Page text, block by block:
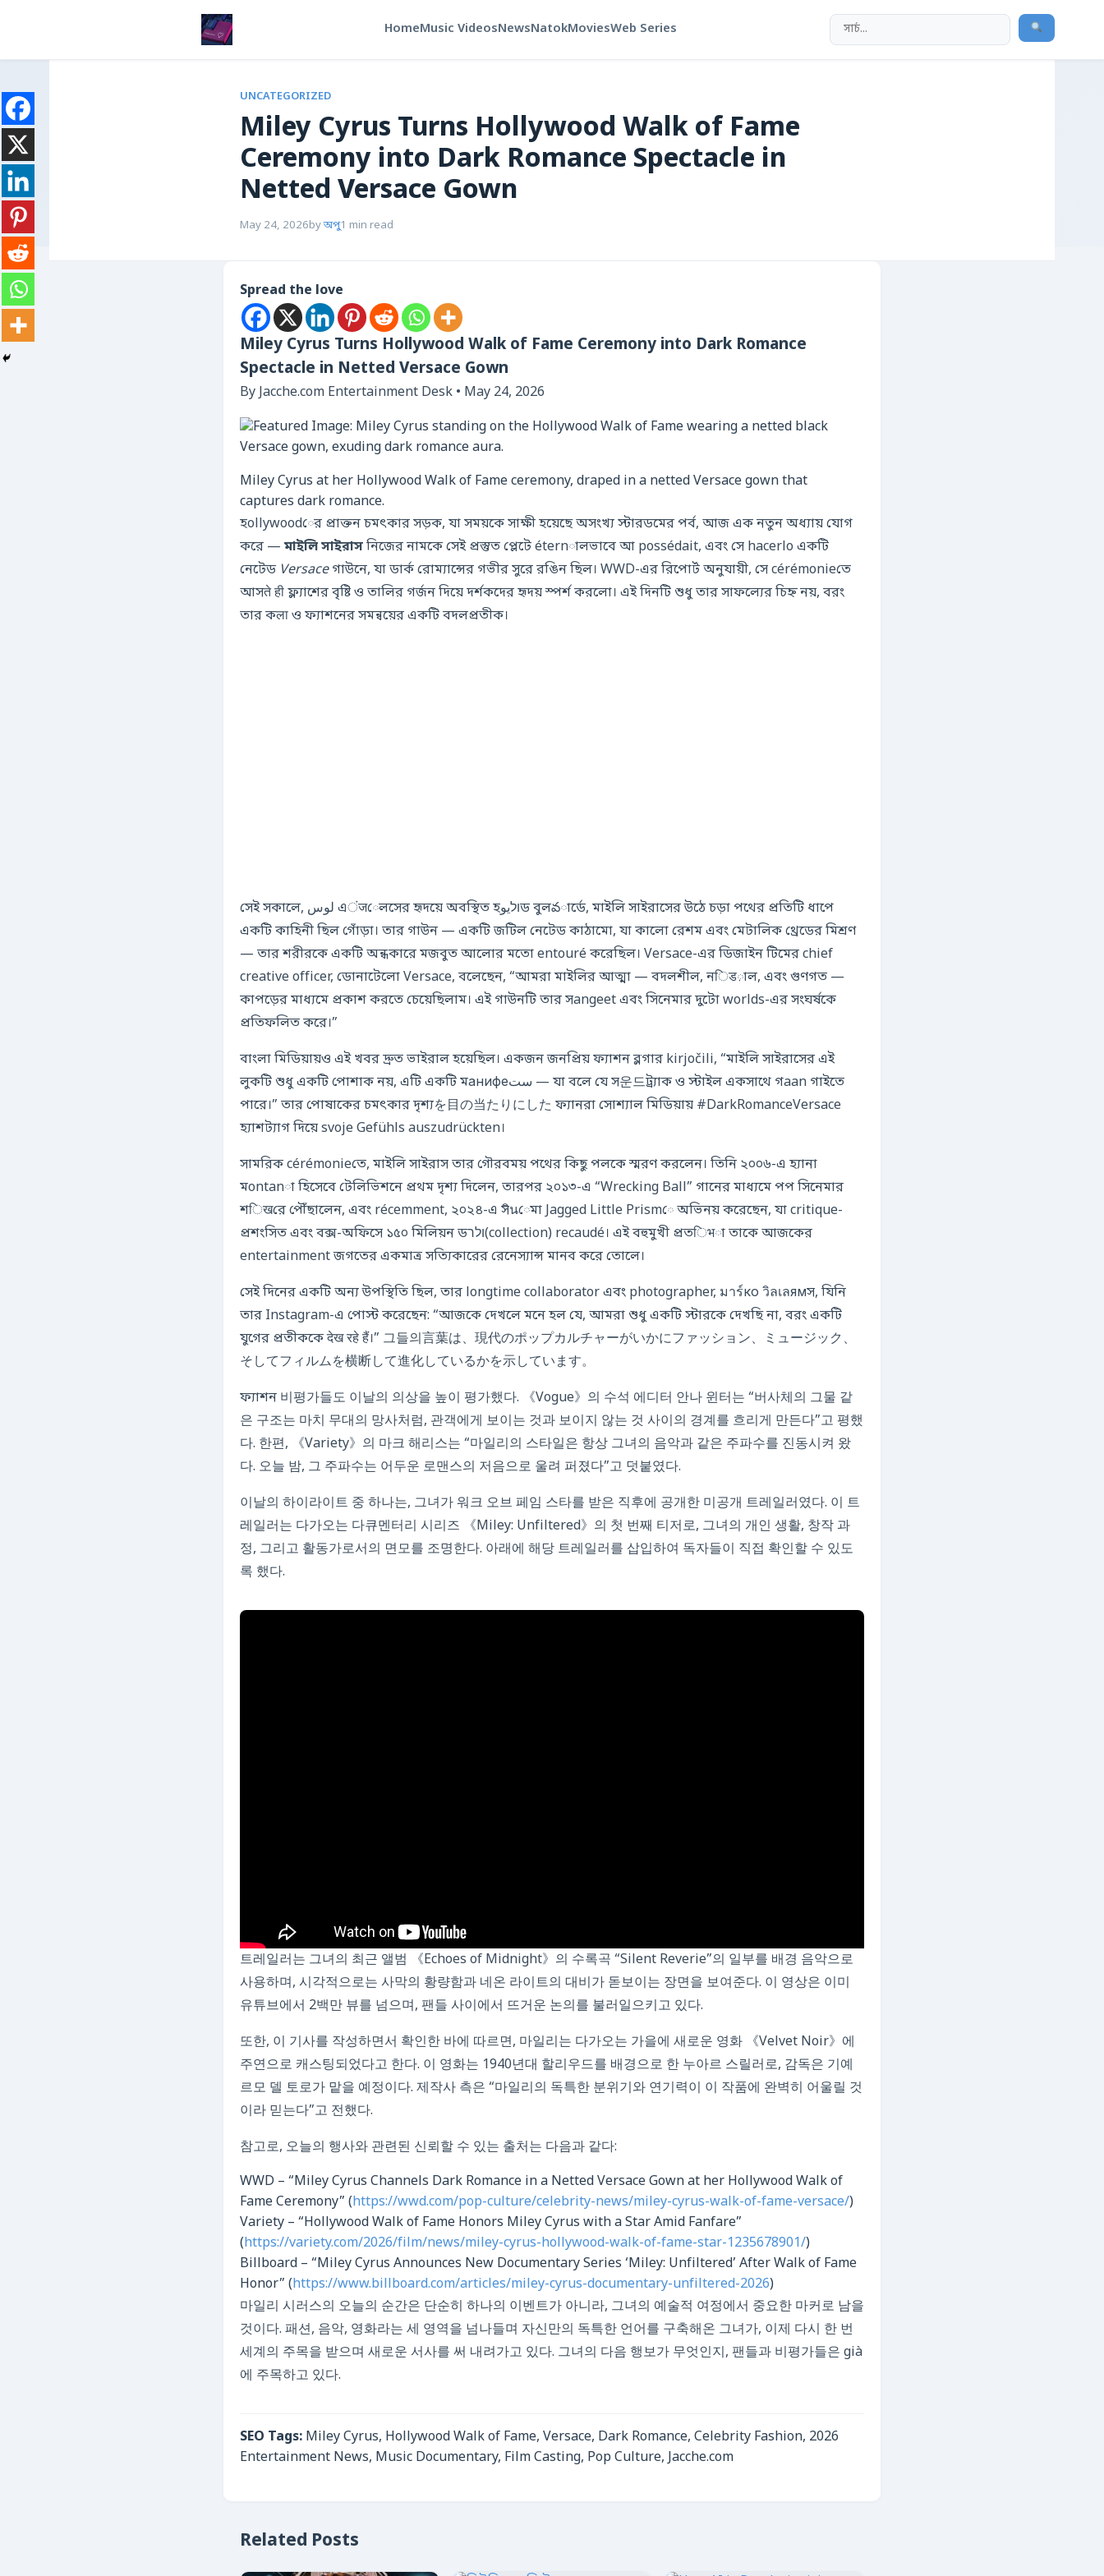
HomeMusic VideosNewsNatokMoviesWeb Series
UNCATEGORIZED
Miley Cyrus Turns Hollywood Walk of Fame
Ceremony into Dark Romance Spectacle in
Netted Versace Gown
May 24, 2026byঅপু1 min read
Spread the love
Miley Cyrus Turns Hollywood Walk of Fame Ceremony into Dark Romance
Spectacle in Netted Versace Gown
By Jacche.com Entertainment Desk • May 24, 2026
Miley Cyrus at her Hollywood Walk of Fame ceremony, draped in a netted Versace gown that
captures dark romance.
হollywoodের প্রাক্তন চমৎকার সড়ক, যা সময়কে সাক্ষী হয়েছে অসংখ্য স্টারডমের পর্ব, আজ এক নতুন অধ্যায় যোগ
করে — মাইলি সাইরাসনিজের নামকে সেই প্রস্তুত প্লেটে éternালভাবে আ possédait, এবং সে hacerlo একটি
নেটেড Versaceগাউনে, যা ডার্ক রোম্যান্সের গভীর সুরে রঙিন ছিল। WWD-এর রিপোর্ট অনুযায়ী, সে cérémonieতে
আসते ही ফ্ল্যাশের বৃষ্টি ও তালির গর্জন দিয়ে দর্শকদের হৃদয় স্পর্শ করলো। এই দিনটি শুধু তার সাফল্যের চিহ্ন নয়, বরং
তার কला ও ফ্যাশনের সমন্বয়ের একটি বদলপ্রতীক।
সেই সকালে, لوس এंजেলসের হৃদয়ে অবস্থিত হולيوড বুলవার্ডে, মাইলি সাইরাসের উঠে চড়া পথের প্রতিটি ধাপে
একটি কাহিনী ছিল গোঁড়া। তার গাউন — একটি জটিল নেটেড কাঠামো, যা কালো রেশম এবং মেটালিক থ্রেডের মিশ্রণ
— তার শরীরকে একটি অন্ধকারে মজবুত আলোর মতো entouré করেছিল। Versace-এর ডিজাইন টিমের chief
creative officer, ডোনাটেলো Versace, বলেছেন, “আমরা মাইলির আত্মা — বদলশীল, নिड়াল, এবং গুণগত —
কাপড়ের মাধ্যমে প্রকাশ করতে চেয়েছিলাম। এই গাউনটি তার সangeet এবং সিনেমার দুটো worlds-এর সংঘর্ষকে
প্রতিফলিত করে।”
বাংলা মিডিয়ায়ও এই খবর দ্রুত ভাইরাল হয়েছিল। একজন জনপ্রিয় ফ্যাশন ব্লগার kirjočili, “মাইলি সাইরাসের এই
লুকটি শুধু একটি পোশাক নয়, এটি একটি মанифеست — যা বলে যে স운드ট্র্যাক ও স্টাইল একসাথে গaan গাইতে
পারে।” তার পোষাকের চমৎকার দৃশ্যを目の当たりにした ফ্যানরা সোশ্যাল মিডিয়ায় #DarkRomanceVersace
হ্যাশট্যাগ দিয়ে svoje Gefühls auszudrückten।
সামরিক cérémonieতে, মাইলি সাইরাস তার গৌরবময় পথের কিছু পলকে স্মরণ করলেন। তিনি ২০০৬-এ হ্যানা
মontanা হিসেবে টেলিভিশনে প্রথম দৃশ্য দিলেন, তারপর ২০১৩-এ “Wrecking Ball” গানের মাধ্যমে পপ সিনেমার
শिखরে পৌঁছালেন, এবং récemment, ২০২৪-এ সินেমা Jagged Little Prismে অভিনয় করেছেন, যা critique-
প্রশংসিত এবং বক্স-অফিসে ১৫০ মিলিয়ন ডולר(collection) recaudé। এই বহুমুখী প্রতिभা তাকে আজকের
entertainment জগতের একমাত্র সত্যিকারের রেনেস্যান্স মানব করে তোলে।
সেই দিনের একটি অন্য উপস্থিতি ছিল, তার longtime collaborator এবং photographer, มาร์ко วิลเลямস, যিনি
তার Instagram-এ পোস্ট করেছেন: “আজকে দেখলে মনে হল যে, আমরা শুধু একটি স্টারকে দেখছি না, বরং একটি
যুগের প্রতীককে देख रहे हैं।” 그들의言葉は、現代のポップカルチャーがいかにファッション、ミュージック、
そしてフィルムを横断して進化しているかを示しています。
ফ্যাশন 비평가들도 이날의 의상을 높이 평가했다. 《Vogue》의 수석 에디터 안나 윈터는 “버사체의 그물 같
은 구조는 마치 무대의 망사처럼, 관객에게 보이는 것과 보이지 않는 것 사이의 경계를 흐리게 만든다”고 평했
다. 한편, 《Variety》의 마크 해리스는 “마일리의 스타일은 항상 그녀의 음악과 같은 주파수를 진동시켜 왔
다. 오늘 밤, 그 주파수는 어두운 로맨스의 저음으로 울려 퍼졌다”고 덧붙였다.
이날의 하이라이트 중 하나는, 그녀가 워크 오브 페임 스타를 받은 직후에 공개한 미공개 트레일러였다. 이 트
레일러는 다가오는 다큐멘터리 시리즈 《Miley: Unfiltered》의 첫 번째 티저로, 그녀의 개인 생활, 창작 과
정, 그리고 활동가로서의 면모를 조명한다. 아래에 해당 트레일러를 삽입하여 독자들이 직접 확인할 수 있도
록 했다.
트레일러는 그녀의 최근 앨범 《Echoes of Midnight》의 수록곡 “Silent Reverie”의 일부를 배경 음악으로
사용하며, 시각적으로는 사막의 황량함과 네온 라이트의 대비가 돋보이는 장면을 보여준다. 이 영상은 이미
유튜브에서 2백만 뷰를 넘으며, 팬들 사이에서 뜨거운 논의를 불러일으키고 있다.
또한, 이 기사를 작성하면서 확인한 바에 따르면, 마일리는 다가오는 가을에 새로운 영화 《Velvet Noir》에
주연으로 캐스팅되었다고 한다. 이 영화는 1940년대 할리우드를 배경으로 한 누아르 스릴러로, 감독은 기예
르모 델 토로가 맡을 예정이다. 제작사 측은 “마일리의 독특한 분위기와 연기력이 이 작품에 완벽히 어울릴 것
이라 믿는다”고 전했다.
참고로, 오늘의 행사와 관련된 신뢰할 수 있는 출처는 다음과 같다:
WWD – “Miley Cyrus Channels Dark Romance in a Netted Versace Gown at her Hollywood Walk of
Fame Ceremony” (https://wwd.com/pop-culture/celebrity-news/miley-cyrus-walk-of-fame-versace/)
Variety – “Hollywood Walk of Fame Honors Miley Cyrus with a Star Amid Fanfare”
(https://variety.com/2026/film/news/miley-cyrus-hollywood-walk-of-fame-star-1235678901/)
Billboard – “Miley Cyrus Announces New Documentary Series ‘Miley: Unfiltered’ After Walk of Fame
Honor” (https://www.billboard.com/articles/miley-cyrus-documentary-unfiltered-2026)
마일리 시러스의 오늘의 순간은 단순히 하나의 이벤트가 아니라, 그녀의 예술적 여정에서 중요한 마커로 남을
것이다. 패션, 음악, 영화라는 세 영역을 넘나들며 자신만의 독특한 언어를 구축해온 그녀가, 이제 다시 한 번
세계의 주목을 받으며 새로운 서사를 써 내려가고 있다. 그녀의 다음 행보가 무엇인지, 팬들과 비평가들은 già
에 주목하고 있다.
SEO Tags: Miley Cyrus, Hollywood Walk of Fame, Versace, Dark Romance, Celebrity Fashion, 2026
Entertainment News, Music Documentary, Film Casting, Pop Culture, Jacche.com
Related Posts